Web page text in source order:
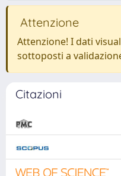
Attenzione
Attenzione! I dati
sottoposti a
Citazioni